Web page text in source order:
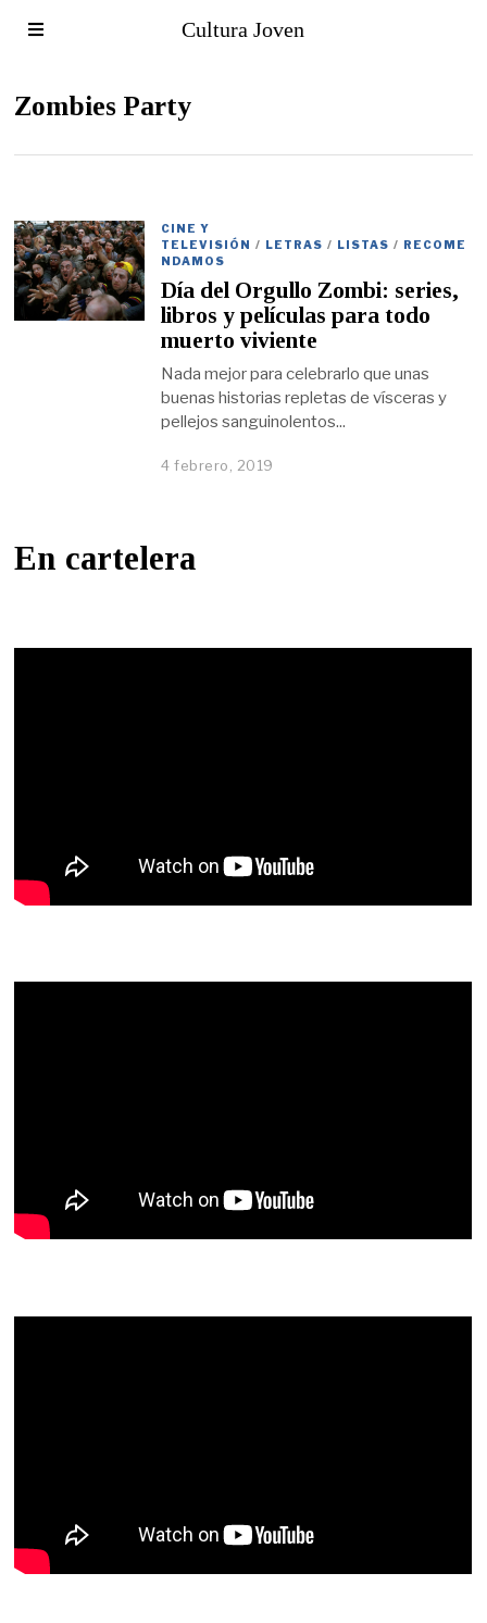
Cultura Joven
Zombies Party
CINE Y
TELEVISIÓN / LETRAS / LISTAS / RECOME
NDAMOS
Día del Orgullo Zombi: series,
libros y películas para todo
muerto viviente
Nada mejor para celebrarlo que unas
buenas historias repletas de vísceras y
pellejos sanguinolentos...
4 febrero, 2019
En cartelera